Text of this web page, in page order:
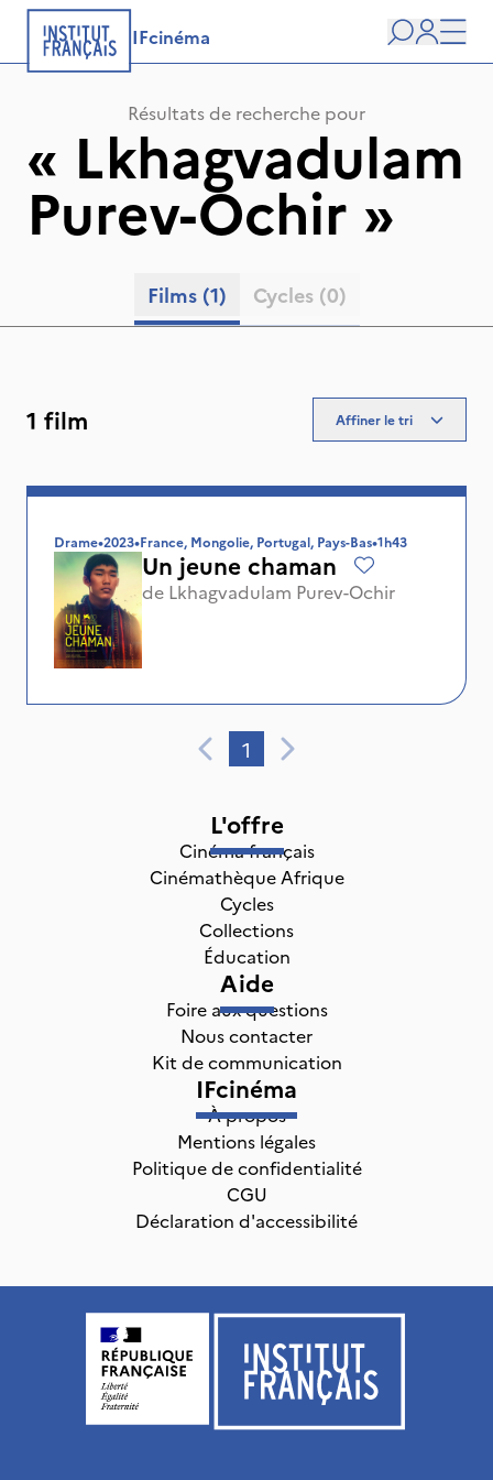
IFcinéma
user
Résultats de recherche pour
« Lkhagvadulam
Purev-Ochir »
Films (1) Cycles (0)
1 film Affiner le tri
Drame•2023•France, Mongolie, Portugal, Pays-Bas•1h43
Un jeune chaman
de Lkhagvadulam Purev-Ochir
1
L'offre
Cinéma français
Cinémathèque Afrique
Cycles
Collections
Éducation
Aide
Foire aux questions
Nous contacter
Kit de communication
IFcinéma
À propos
Mentions légales
Politique de confidentialité
CGU
Déclaration d'accessibilité